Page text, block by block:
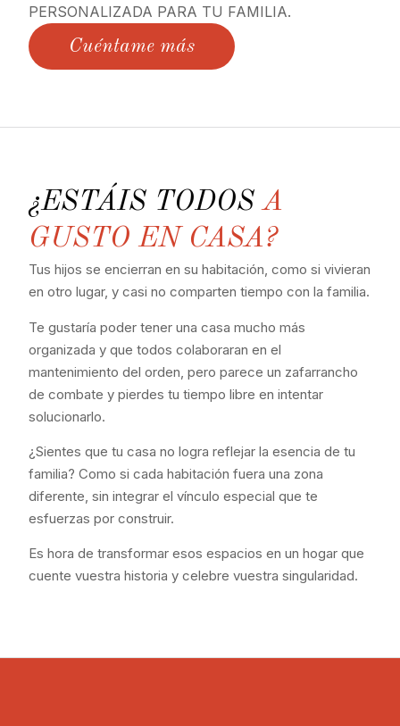
PERSONALIZADA PARA TU FAMILIA.
Cuéntame más
¿ESTÁIS TODOSA
GUSTO EN CASA?
Tus hijos se encierran en su habitación, como si vivieran
en otro lugar, y casi no comparten tiempo con la familia.
Te gustaría poder tener una casa mucho más
organizada y que todos colaboraran en el
mantenimiento del orden, pero parece un zafarrancho
de combate y pierdes tu tiempo libre en intentar
solucionarlo.
¿Sientes que tu casa no logra reflejar la esencia de tu
familia? Como si cada habitación fuera una zona
diferente, sin integrar el vínculo especial que te
esfuerzas por construir.
Es hora de transformar esos espacios en un hogar que
cuente vuestra historia y celebre vuestra singularidad.